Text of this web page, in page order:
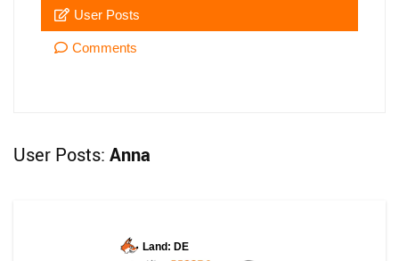
User Posts
Comments
User Posts: Anna
Land: DE